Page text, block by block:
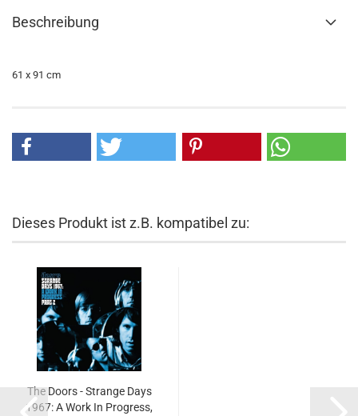
Beschreibung
61 x 91 cm
Dieses Produkt ist z.B. kompatibel zu:
The Doors - Strange Days
1967: A Work In Progress,